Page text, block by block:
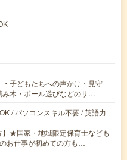
・子どもたちへの声かけ・見守
み木・ボール遊びなどのサ…
/ パソコンスキル不要 / 英語力
】★国家・地域限定保育士なども
お仕事が初めての方も…